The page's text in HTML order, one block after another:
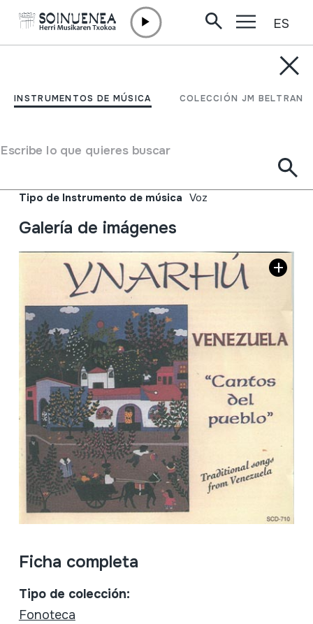
INSTRUMENTOS DE MÚSICA COLECCIÓN JM BELTRAN
Escribe lo que quieres buscar
ES
Venezuela, Cantos del
from Venezuela
Tipo de Instrumento de música Voz
Galería de imágenes
Ficha completa
Tipo de colección:
Fonoteca